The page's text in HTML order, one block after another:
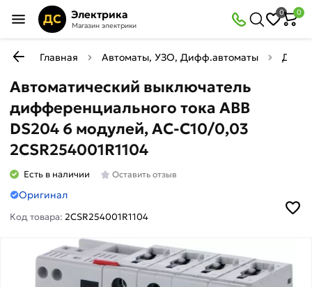
ДС Электрика
Магазин электрики
0 0
Главная Автоматы, УЗО, Дифф.автоматы
Автоматический выключатель
дифференциального тока ABB
DS204 6 модулей, AC-C10/0,03
2CSR254001R1104
Есть в наличии Оставить отзыв
Оригинал
Код товара:2CSR254001R1104